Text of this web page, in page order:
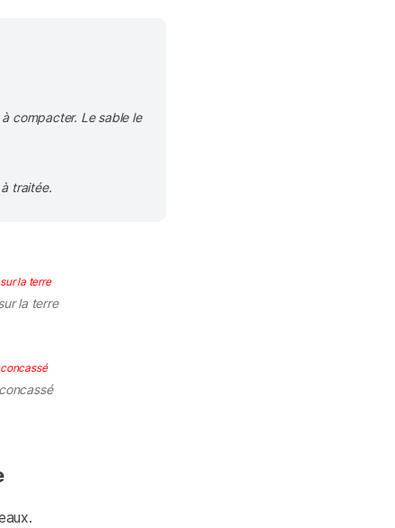
compacter. Le sable le
traitée.
la terre